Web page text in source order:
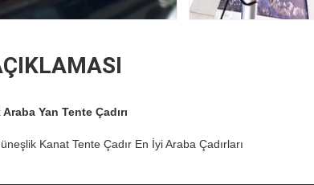
Yan Tente Çadırı
Kanat Tente Çadır En İyi Araba Çadırları